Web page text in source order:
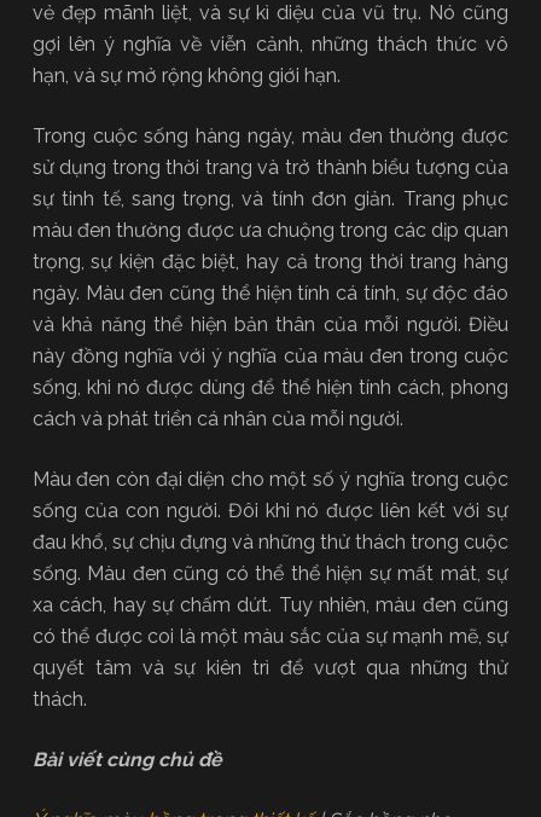
vẻ đẹp mãnh liệt, và sự kì diệu của vũ trụ. Nó cũng
gợi lên ý nghĩa về viễn cảnh, những thách thức vô
hạn, và sự mở rộng không giới hạn.
Trong cuộc sống hàng ngày, màu đen thường được
sử dụng trong thời trang và trở thành biểu tượng của
sự tinh tế, sang trọng, và tính đơn giản. Trang phục
màu đen thường được ưa chuộng trong các dịp quan
trọng, sự kiện đặc biệt, hay cả trong thời trang hàng
ngày. Màu đen cũng thể hiện tính cá tính, sự độc đáo
và khả năng thể hiện bản thân của mỗi người. Điều
này đồng nghĩa với ý nghĩa của màu đen trong cuộc
sống, khi nó được dùng để thể hiện tính cách, phong
cách và phát triển cá nhân của mỗi người.
Màu đen còn đại diện cho một số ý nghĩa trong cuộc
sống của con người. Đôi khi nó được liên kết với sự
đau khổ, sự chịu đựng và những thử thách trong cuộc
sống. Màu đen cũng có thể thể hiện sự mất mát, sự
xa cách, hay sự chấm dứt. Tuy nhiên, màu đen cũng
có thể được coi là một màu sắc của sự mạnh mẽ, sự
quyết tâm và sự kiên trì để vượt qua những thử
thách.
Bài viết cùng chủ đề